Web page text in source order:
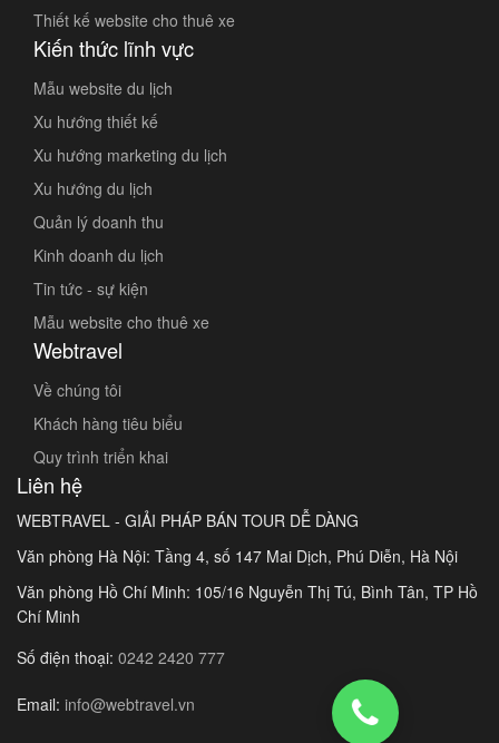
Thiết kế website cho thuê xe
Kiến thức lĩnh vực
Mẫu website du lịch
Xu hướng thiết kế
Xu hướng marketing du lịch
Xu hướng du lịch
Quản lý doanh thu
Kinh doanh du lịch
Tin tức - sự kiện
Mẫu website cho thuê xe
Webtravel
Về chúng tôi
Khách hàng tiêu biểu
Quy trình triển khai
Liên hệ
WEBTRAVEL - GIẢI PHÁP BÁN TOUR DỄ DÀNG
Văn phòng Hà Nội: Tầng 4, số 147 Mai Dịch, Phú Diễn, Hà Nội
Văn phòng Hồ Chí Minh: 105/16 Nguyễn Thị Tú, Bình Tân, TP Hồ
Chí Minh
Số điện thoại: 0242 2420 777
Email: info@webtravel.vn